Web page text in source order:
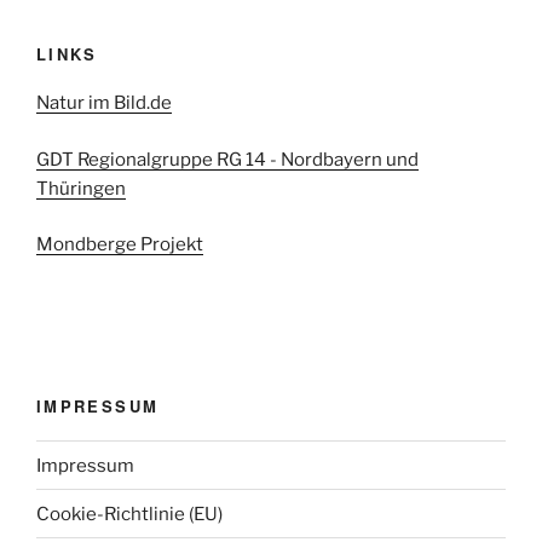
LINKS
Natur im Bild.de
GDT Regionalgruppe RG 14 - Nordbayern und
Thüringen
Mondberge Projekt
IMPRESSUM
Impressum
Cookie-Richtlinie (EU)